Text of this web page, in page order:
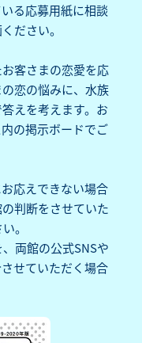
る応募用紙に相談
ださい。
客さまの恋愛を応
恋の悩みに、水族
えを考えます。お
の掲示ボードでご
応えできない場合
判断をさせていた
。
両館の公式SNSや
せていただく場合